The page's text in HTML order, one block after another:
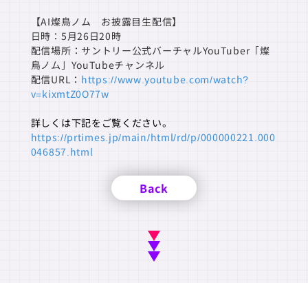
【AI燦鳥ノム お披露目生配信】
日時：5月26日20時
配信場所：サントリー公式バーチャルYouTuber「燦
鳥ノム」YouTubeチャンネル
配信URL： https://www.youtube.com/watch?
v=kixmtZ0O77w
詳しくは下記をご覧ください。
https://prtimes.jp/main/html/rd/p/000000221.000
046857.html
Back